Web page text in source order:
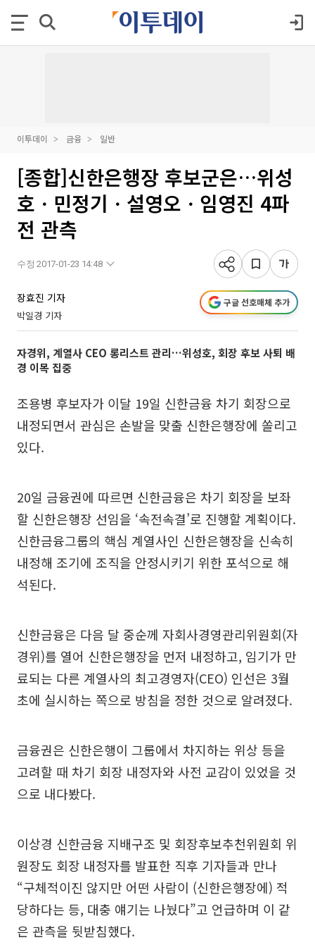
이투데이 금융 일반
[종합]신한은행장 후보군은…위성
호ㆍ민정기ㆍ설영오ㆍ임영진 4파
전 관측
수정 2017-01-23 14:48
장효진 기자
박일경 기자
구글 선호매체 추가
자경위, 계열사 CEO 롱리스트 관리…위성호, 회장 후보 사퇴 배
경 이목 집중
조용병 후보자가 이달 19일 신한금융 차기 회장으로
내정되면서 관심은 손발을 맞출 신한은행장에 쏠리고
있다.
20일 금융권에 따르면 신한금융은 차기 회장을 보좌
할 신한은행장 선임을 ‘속전속결’로 진행할 계획이다.
신한금융그룹의 핵심 계열사인 신한은행장을 신속히
내정해 조기에 조직을 안정시키기 위한 포석으로 해
석된다.
신한금융은 다음 달 중순께 자회사경영관리위원회(자
경위)를 열어 신한은행장을 먼저 내정하고, 임기가 만
료되는 다른 계열사의 최고경영자(CEO) 인선은 3월
초에 실시하는 쪽으로 방침을 정한 것으로 알려졌다.
금융권은 신한은행이 그룹에서 차지하는 위상 등을
고려할 때 차기 회장 내정자와 사전 교감이 있었을 것
으로 내다봤다.
이상경 신한금융 지배구조 및 회장후보추천위원회 위
원장도 회장 내정자를 발표한 직후 기자들과 만나
“구체적이진 않지만 어떤 사람이 (신한은행장에) 적
당하다는 등, 대충 얘기는 나눴다”고 언급하며 이 같
은 관측을 뒷받침했다.